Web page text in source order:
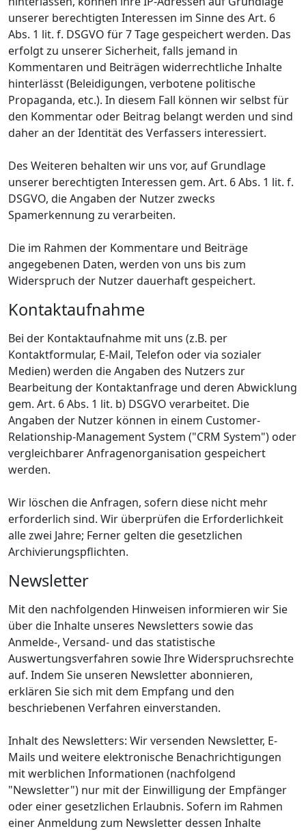
unserer berechtigten Interessen im Sinne des Art. 6
Abs. 1 lit. f. DSGVO für 7 Tage gespeichert werden. Das
erfolgt zu unserer Sicherheit, falls jemand in
Kommentaren und Beiträgen widerrechtliche Inhalte
hinterlässt (Beleidigungen, verbotene politische
Propaganda, etc.). In diesem Fall können wir selbst für
den Kommentar oder Beitrag belangt werden und sind
daher an der Identität des Verfassers interessiert.
Des Weiteren behalten wir uns vor, auf Grundlage
unserer berechtigten Interessen gem. Art. 6 Abs. 1 lit. f.
DSGVO, die Angaben der Nutzer zwecks
Spamerkennung zu verarbeiten.
Die im Rahmen der Kommentare und Beiträge
angegebenen Daten, werden von uns bis zum
Widerspruch der Nutzer dauerhaft gespeichert.
Kontaktaufnahme
Bei der Kontaktaufnahme mit uns (z.B. per
Kontaktformular, E-Mail, Telefon oder via sozialer
Medien) werden die Angaben des Nutzers zur
Bearbeitung der Kontaktanfrage und deren Abwicklung
gem. Art. 6 Abs. 1 lit. b) DSGVO verarbeitet. Die
Angaben der Nutzer können in einem Customer-
Relationship-Management System ("CRM System") oder
vergleichbarer Anfragenorganisation gespeichert
werden.
Wir löschen die Anfragen, sofern diese nicht mehr
erforderlich sind. Wir überprüfen die Erforderlichkeit
alle zwei Jahre; Ferner gelten die gesetzlichen
Archivierungspflichten.
Newsletter
Mit den nachfolgenden Hinweisen informieren wir Sie
über die Inhalte unseres Newsletters sowie das
Anmelde-, Versand- und das statistische
Auswertungsverfahren sowie Ihre Widerspruchsrechte
auf. Indem Sie unseren Newsletter abonnieren,
erklären Sie sich mit dem Empfang und den
beschriebenen Verfahren einverstanden.
Inhalt des Newsletters: Wir versenden Newsletter, E-
Mails und weitere elektronische Benachrichtigungen
mit werblichen Informationen (nachfolgend
"Newsletter") nur mit der Einwilligung der Empfänger
oder einer gesetzlichen Erlaubnis. Sofern im Rahmen
einer Anmeldung zum Newsletter dessen Inhalte